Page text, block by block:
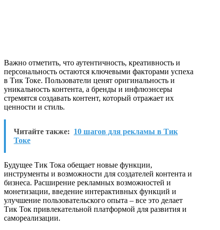
Важно отметить, что аутентичность, креативность и
персональность остаются ключевыми факторами успеха
в Тик Токе. Пользователи ценят оригинальность и
уникальность контента, а бренды и инфлюэнсеры
стремятся создавать контент, который отражает их
ценности и стиль.
Читайте также: 10 шагов для рекламы в Тик
Токе
Будущее Тик Тока обещает новые функции,
инструменты и возможности для создателей контента и
бизнеса. Расширение рекламных возможностей и
монетизации, введение интерактивных функций и
улучшение пользовательского опыта – все это делает
Тик Ток привлекательной платформой для развития и
самореализации.